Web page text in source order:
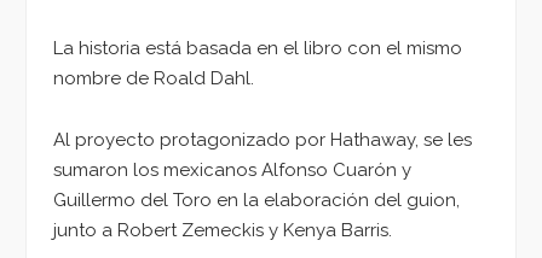
La historia está basada en el libro con el mismo
nombre de Roald Dahl.
Al proyecto protagonizado por Hathaway, se les
sumaron los mexicanos Alfonso Cuarón y
Guillermo del Toro en la elaboración del guion,
junto a Robert Zemeckis y Kenya Barris.